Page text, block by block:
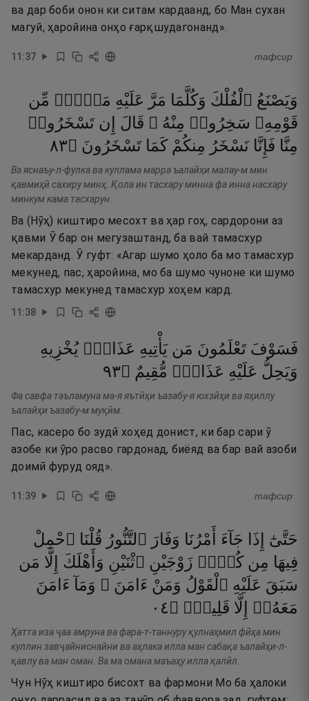
ва дар боби онон ки ситам кардаанд, бо Ман сухан
магуй, ҳаройина онҳо ғарқшудагонанд».
11:37 тафсир
وَيَصْنَعُ ٱلْفُلْكَ وَكُلَّمَا مَرَّ عَلَيْهِ مَلَأٌۭ مِّن
قَوْمِهِۦ سَخِرُوا۟ مِنْهُ ۚ قَالَ إِن تَسْخَرُوا۟
مِنَّا فَإِنَّا نَسْخَرُ مِنكُمْ كَمَا تَسْخَرُونَ ۝٣٨
Ва яснаъу-л-фулка ва куллама марра ъалайҳи малау-м мин
қавмиҳӣ сахиру минҳ. Қола ин тасхару минна фа инна насхару
минкум кама тасхарун.
Ва (Нӯҳ) киштиро месохт ва ҳар гоҳ, сардорони аз
қавми Ӯ бар он мегузаштанд, ба вай тамасхур
мекарданд. Ӯ гуфт: «Агар шумо ҳоло ба мо тамасхур
мекунед, пас, ҳаройина, мо ба шумо чуноне ки шумо
тамасхур мекунед тамасхур хоҳем кард.
11:38
فَسَوْفَ تَعْلَمُونَ مَن يَأْتِيهِ عَذَابٌۭ يُخْزِيهِ
وَيَحِلُّ عَلَيْهِ عَذَابٌۭ مُّقِيمٌ ۝٣٩
Фа савфа таъламуна ма-я яътӣҳи ъазабу-я юхзӣҳи ва яҳиллу
ъалайҳи ъазабу-м муқӣм.
Пас, касеро бо зудӣ хоҳед донист, ки бар сари ӯ
азобе ки ӯро расво гардонад, биёяд ва бар вай азоби
доимӣ фуруд ояд».
11:39 тафсир
حَتَّىٰٓ إِذَا جَآءَ أَمْرُنَا وَفَارَ ٱلتَّنُّورُ قُلْنَا ٱحْمِلْ
فِيهَا مِن كُلٍّۢ زَوْجَيْنِ ٱثْنَيْنِ وَأَهْلَكَ إِلَّا مَن
سَبَقَ عَلَيْهِ ٱلْقَوْلُ وَمَنْ ءَامَنَ ۚ وَمَآ ءَامَنَ
مَعَهُۥٓ
إِلَّا قَلِيلٌۭ ۝٤٠
Ҳатта иза ҷаа амруна ва фара-т-таннуру қулнаҳмил фӣҳа мин
куллин завҷайниснайни ва аҳлака илла ман сабақа ъалайҳи-л-
қавлу ва ман оман. Ва ма омана маъаҳу илла қалӣл.
Чун Нӯҳ киштиро бисохт ва фармони Мо ба ҳалоки